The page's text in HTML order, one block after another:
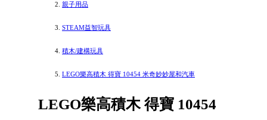
親子用品
STEAM益智玩具
積木/建構玩具
LEGO樂高積木 得寶 10454 米奇妙妙屋和汽車
LEGO樂高積木 得寶 10454